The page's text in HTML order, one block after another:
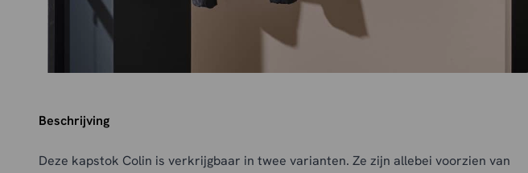
Beschrijving
Deze kapstok Colin is verkrijgbaar in twee varianten. Ze zijn allebei voorzien van